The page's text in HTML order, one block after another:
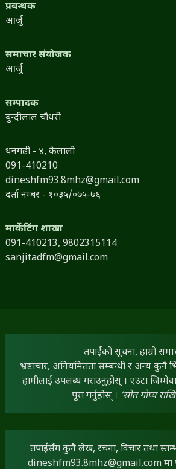
प्रबन्धक
आर्जु
समाचार संयोजक
आर्जु
सम्पादक
बुन्दीलाल चौधरी
धनगढी - ४, कैलाली
091-410210
dineshfm93.8mhz@gmail.com
दर्ता नम्बर - १०३५/०७५-७६
मार्केटिंग शाखा
091-410213, 9802315114
sanjitadfm@gmail.com
तपाईंको सूचना, हाम्रो
भ्रष्टाचार, अनियमितता सम्बन्धी र अन्य कुनै
हामीलाई उपलब्ध गराउनुहोस् । एउटा
पूरा गर्नुहोस् । ‘स्रोत गोप्य
तपाईंसँग कुनै लेख, रचना, विचार तथा
dineshfm93.8mhz@gmail.comमा